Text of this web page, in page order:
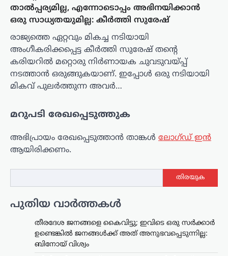
താൽപ്പര്യമില്ല, എന്നോടൊപ്പം അഭിനയിക്കാൻ
ഒരു സാധ്യതയുമില്ല: കീർത്തി സുരേഷ്
രാജ്യത്തെ ഏറ്റവും മികച്ച നടിയായി
അംഗീകരിക്കപ്പെട്ട കീർത്തി സുരേഷ് തന്റെ
കരിയറിൽ മറ്റൊരു നിർണായക ചുവടുവയ്പ്പ്
നടത്താൻ ഒരുങ്ങുകയാണ്. ഇപ്പോൾ ഒരു നടിയായി
മികവ് പുലർത്തുന്ന അവർ…
മറുപടി രേഖപ്പെടുത്തുക
അഭിപ്രായം രേഖപ്പെടുത്താ‍ൻ താങ്കൾ ലോഗ്ഡ് ഇൻ
ആയിരിക്കണം.
തിരയുക
പുതിയ വാർത്തകൾ
തീരദേശ ജനങ്ങളെ കൈവിട്ടു; ഇവിടെ ഒരു സര്‍ക്കാര്‍
ഉണ്ടെങ്കില്‍ ജനങ്ങള്‍ക്ക് അത് അനുഭവപ്പെടുന്നില്ല:
ബിനോയ് വിശ്വം